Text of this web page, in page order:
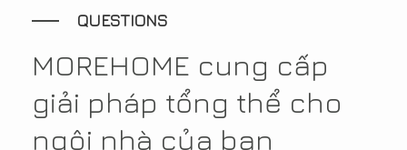
QUESTIONS
MOREHOME cung cấp
giải pháp tổng thể cho
ngôi nhà của bạn